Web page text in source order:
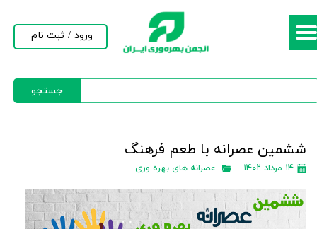
جستجو
ورود / ثبت نام
حساب کاربری من
ششمین عصرانه با طعم فرهنگ
۱۴ مرداد ۱۴۰۲ عصرانه های بهره وری